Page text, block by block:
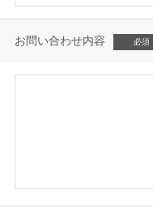
お問い合わせ内容